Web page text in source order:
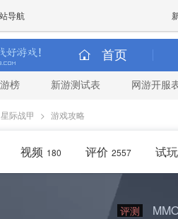
导航
首页
榜 新游测试表 网游开服
星际战甲 > 游戏攻略
视频 180 评价 2557 试
评测